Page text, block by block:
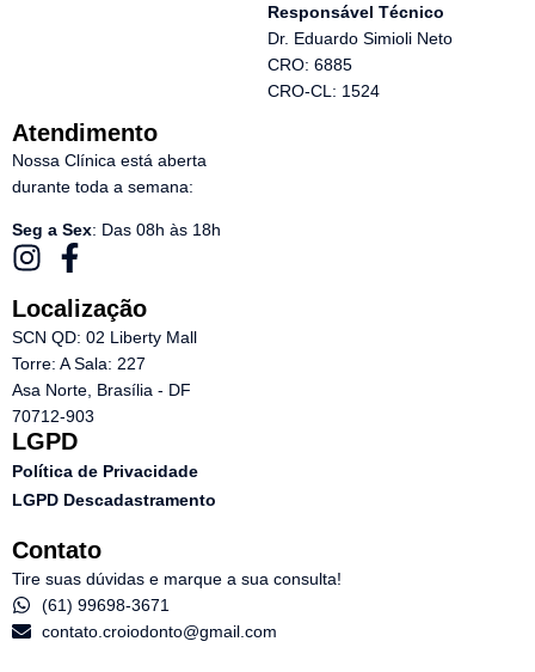
Responsável Técnico
Dr. Eduardo Simioli Neto
CRO: 6885
CRO-CL: 1524
Atendimento
Nossa Clínica está aberta
durante toda a semana:
Seg a Sex: Das 08h às 18h
Localização
SCN QD: 02 Liberty Mall
Torre: A Sala: 227
Asa Norte, Brasília - DF
70712-903
LGPD
Política de Privacidade
LGPD Descadastramento
Contato
Tire suas dúvidas e marque a sua consulta!
(61) 99698-3671
contato.croiodonto@gmail.com